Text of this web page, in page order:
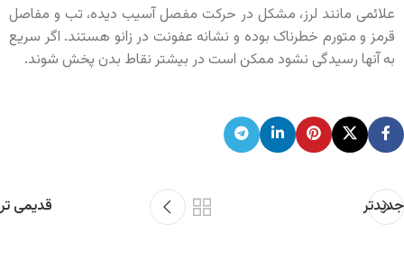
علائمی مانند لرز، مشکل در حرکت مفصل آسیب دیده، تب و مفاصل
قرمز و متورم خطرناک بوده و نشانه عفونت در زانو هستند. اگر سریع
به آنها رسیدگی نشود ممکن است در بیشتر نقاط بدن پخش شوند.
جدیدتر قدیمی تر